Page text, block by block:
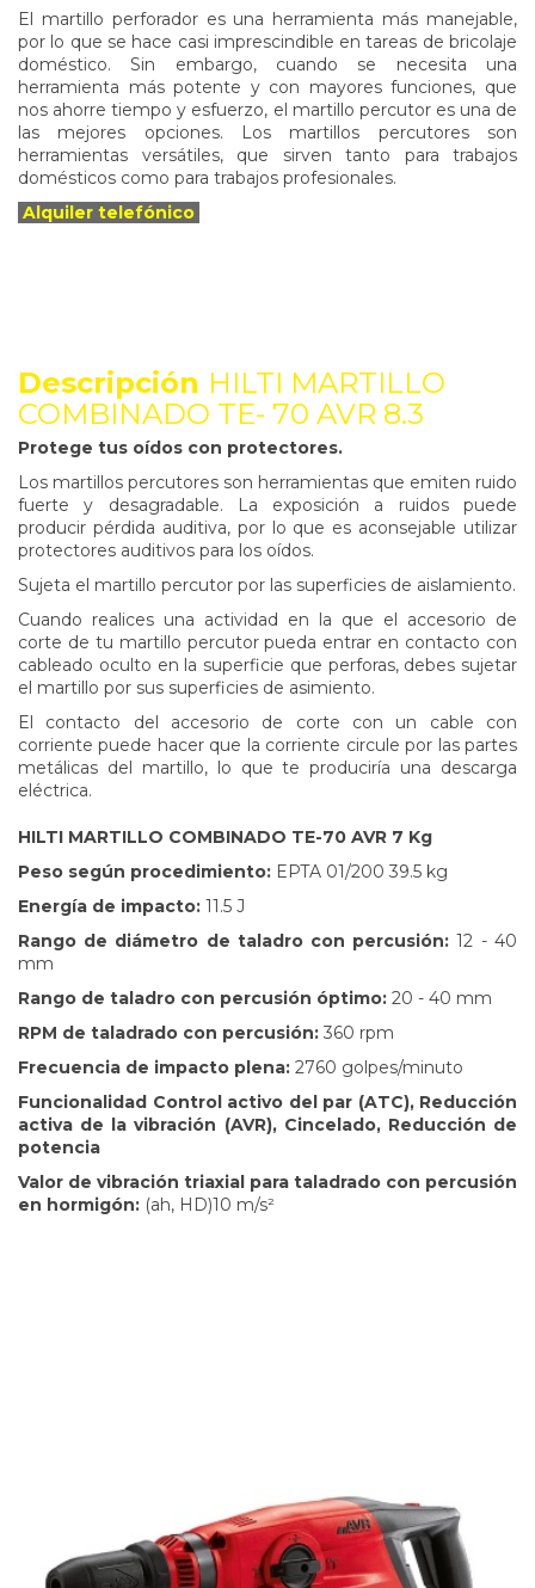
El martillo perforador es una herramienta más manejable,
por lo que se hace casi imprescindible en tareas de bricolaje
doméstico. Sin embargo, cuando se necesita una
herramienta más potente y con mayores funciones, que
nos ahorre tiempo y esfuerzo, el martillo percutor es una de
las mejores opciones. Los martillos percutores son
herramientas versátiles, que sirven tanto para trabajos
domésticos como para trabajos profesionales.
Alquiler telefónico
Descripción HILTI MARTILLO
COMBINADO TE- 70 AVR 8.3
Protege tus oídos con protectores.
Los martillos percutores son herramientas que emiten ruido
fuerte y desagradable. La exposición a ruidos puede
producir pérdida auditiva, por lo que es aconsejable utilizar
protectores auditivos para los oídos.
Sujeta el martillo percutor por las superficies de aislamiento.
Cuando realices una actividad en la que el accesorio de
corte de tu martillo percutor pueda entrar en contacto con
cableado oculto en la superficie que perforas, debes sujetar
el martillo por sus superficies de asimiento.
El contacto del accesorio de corte con un cable con
corriente puede hacer que la corriente circule por las partes
metálicas del martillo, lo que te produciría una descarga
eléctrica.
HILTI MARTILLO COMBINADO TE-70 AVR 7 Kg
Peso según procedimiento: EPTA 01/200 39.5 kg
Energía de impacto: 11.5 J
Rango de diámetro de taladro con percusión: 12 - 40
mm
Rango de taladro con percusión óptimo: 20 - 40 mm
RPM de taladrado con percusión: 360 rpm
Frecuencia de impacto plena: 2760 golpes/minuto
Funcionalidad Control activo del par (ATC), Reducción
activa de la vibración (AVR), Cincelado, Reducción de
potencia
Valor de vibración triaxial para taladrado con percusión
en hormigón: (ah, HD)10 m/s²